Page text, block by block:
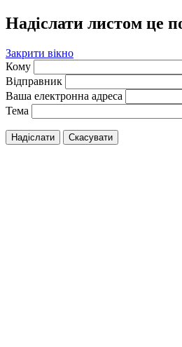
Надіслати листом це
Закрити вікно
Кому
Відправник
Ваша електронна адреса
Тема
Надіслати Скасувати